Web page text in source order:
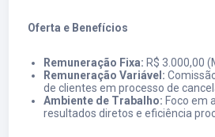
Oferta e Benefícios
Remuneração Fixa: R$ 3.000,00
Remuneração Variável:
de clientes em processo de
Ambiente de Trabalho: Foco em
resultados diretos e eficiência